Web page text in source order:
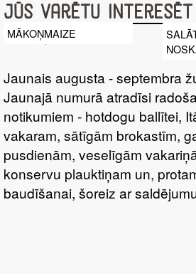
Jūs varētu interesēt
MĀKOŅMAIZE
Jaunais augusta - septembra
Jaunajā numurā atradīsi
notikumiem - hotdogu ballītei,
vakaram, sātīgām brokastīm,
pusdienām, veselīgām
konservu plauktiņam un,
baudīšanai, šoreiz ar